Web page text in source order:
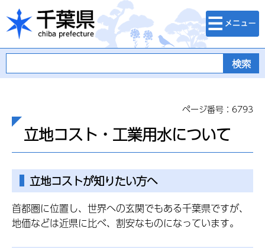
千葉県
検索・メニュ
ー
ページ番号：6793
立地コスト・工業用水について
立地コストが知りたい方へ
首都圏に位置し、世界への玄関でもある千葉県ですが、
地価などは近県に比べ、割安なものになっています。